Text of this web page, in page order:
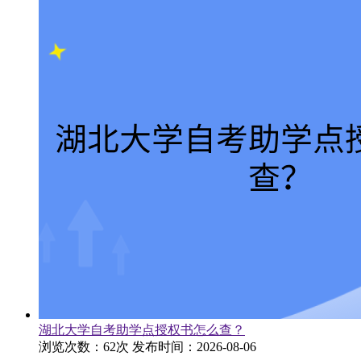
湖北大学自考助学点授权书怎么查？
浏览次数：62次 发布时间：2026-08-06